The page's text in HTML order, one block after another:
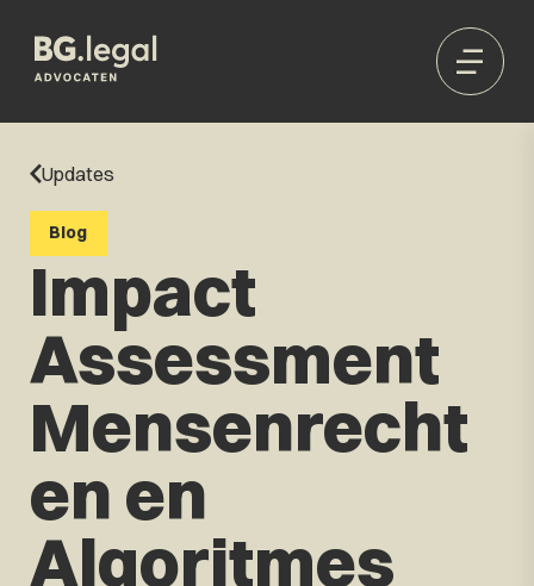
Updates
Blog
Impact
Assessment
Mensenrecht
en en
Algoritmes